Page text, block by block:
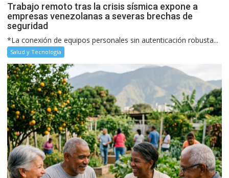
Trabajo remoto tras la crisis sísmica expone a
empresas venezolanas a severas brechas de
seguridad
*La conexión de equipos personales sin autenticación robusta...
Salud y Tecnología